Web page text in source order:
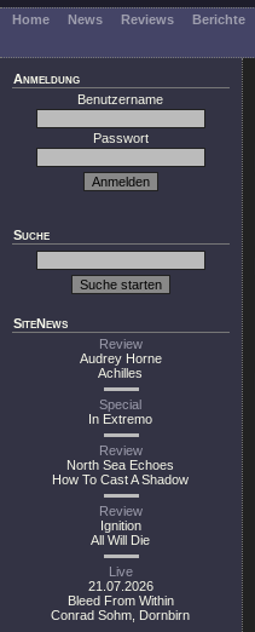
Home News Reviews Berichte
Anmeldung
Benutzername
Passwort
Suche
SiteNews
Review
Audrey Horne
Achilles
Special
In Extremo
Review
North Sea Echoes
How To Cast A Shadow
Review
Ignition
All Will Die
Live
21.07.2026
Bleed From Within
Conrad Sohm, Dornbirn